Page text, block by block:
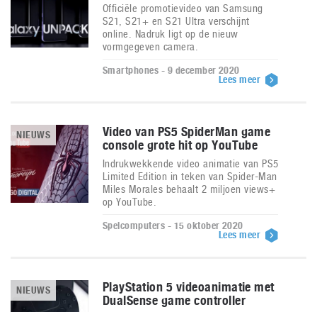
Officiële promotievideo van Samsung
S21, S21+ en S21 Ultra verschijnt
online. Nadruk ligt op de nieuw
vormgegeven camera.
Smartphones - 9 december 2020
Lees meer
NIEUWS
Video van PS5 SpiderMan game
console grote hit op YouTube
Indrukwekkende video animatie van PS5
Limited Edition in teken van Spider-Man
Miles Morales behaalt 2 miljoen views+
op YouTube.
Spelcomputers - 15 oktober 2020
Lees meer
NIEUWS
PlayStation 5 videoanimatie met
DualSense game controller